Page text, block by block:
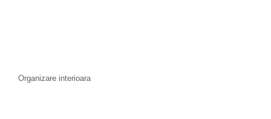
Organizare interioara